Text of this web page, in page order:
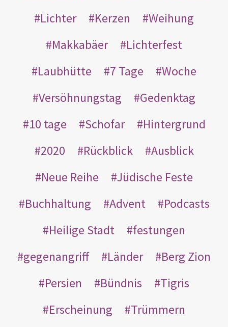
Lichter
Kerzen
Weihung
Makkabäer
Lichterfest
Laubhütte
7 Tage
Woche
Versöhnungstag
Gedenktag
10 tage
Schofar
Hintergrund
2020
Rückblick
Ausblick
Neue Reihe
Jüdische Feste
Buchhaltung
Advent
Podcasts
Heilige Stadt
festungen
gegenangriff
Länder
Berg Zion
Persien
Bündnis
Tigris
Erscheinung
Trümmern